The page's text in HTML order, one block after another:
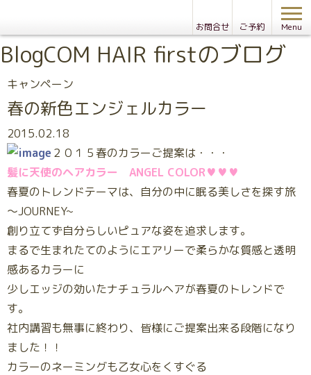
お問合せ ご予約 Menu
BlogCOM HAIR firstのブログ
キャンペーン
春の新色エンジェルカラー
2015.02.18
２０１５春のカラーご提案は・・・
髪に天使のヘアカラー ANGEL COLOR♥♥♥
春夏のトレンドテーマは、自分の中に眠る美しさを探す旅
～JOURNEY~
創り立てず自分らしいピュアな姿を追求します。
まるで生まれたてのようにエアリーで柔らかな質感と透明
感あるカラーに
少しエッジの効いたナチュラルヘアが春夏のトレンドで
す。
社内講習も無事に終わり、皆様にご提案出来る段階になり
ました！！
カラーのネーミングも乙女心をくすぐる